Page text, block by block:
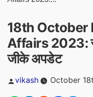
18th October
Affairs 2023:
जीके अपडेट
Posted
vikash October